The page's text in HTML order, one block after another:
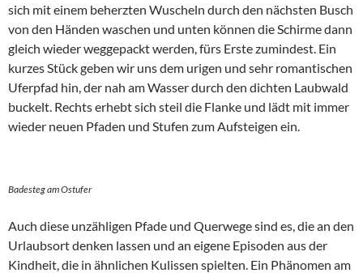
sich mit einem beherzten Wuscheln durch den nächsten Busch
von den Händen waschen und unten können die Schirme dann
gleich wieder weggepackt werden, fürs Erste zumindest. Ein
kurzes Stück geben wir uns dem urigen und sehr romantischen
Uferpfad hin, der nah am Wasser durch den dichten Laubwald
buckelt. Rechts erhebt sich steil die Flanke und lädt mit immer
wieder neuen Pfaden und Stufen zum Aufsteigen ein.
Badesteg am Ostufer
Auch diese unzähligen Pfade und Querwege sind es, die an den
Urlaubsort denken lassen und an eigene Episoden aus der
Kindheit, die in ähnlichen Kulissen spielten. Ein Phänomen am